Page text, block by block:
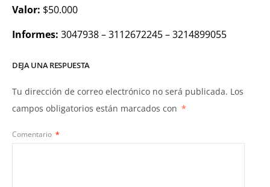
Valor: $50.000
Informes: 3047938 – 3112672245 – 3214899055
DEJA UNA RESPUESTA
Tu dirección de correo electrónico no será publicada. Los
campos obligatorios están marcados con *
Comentario *